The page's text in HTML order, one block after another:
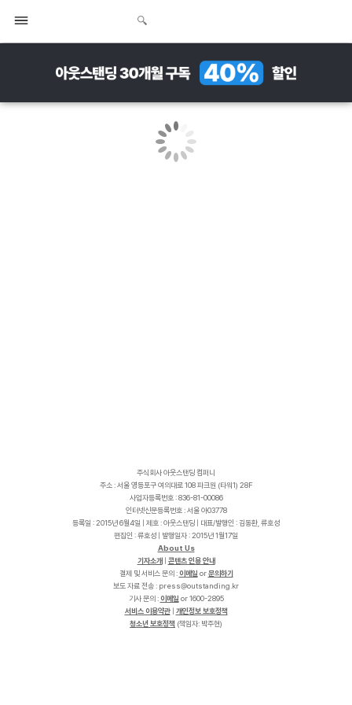
주식회사 아웃스탠딩 컴퍼니
주소 : 서울 영등포구 여의대로 108 파크원 (타워1) 28F
사업자등록번호 : 836-81-00086
인터넷신문등록번호 : 서울 아03778
등록일 : 2015년 6월4일 | 제호 : 아웃스탠딩 | 대표/발행인 : 김동환, 류호성
편집인 : 류호성 | 발행일자 : 2015년 1월17일
About Us
기자소개
콘텐츠 인용 안내
결제 및 서비스 문의 : 이메일 or문의하기
보도 자료 전송 :
r
k
.
g
n
i
d
n
a
t
s
t
u
o
@
s
s
e
r
p
기사 문의 : 이메일 or 1600-2895
서비스 이용약관| 개인정보 보호정책
청소년 보호정책 (책임자: 박주현)